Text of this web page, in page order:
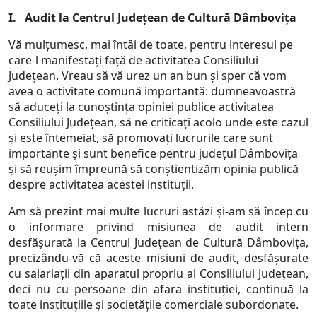
I. Audit la Centrul Județean de Cultură Dâmbovița
Vă mulțumesc, mai întâi de toate, pentru interesul pe
care-l manifestați față de activitatea Consiliului
Județean. Vreau să vă urez un an bun și sper că vom
avea o activitate comună importantă: dumneavoastră
să aduceți la cunoștința opiniei publice activitatea
Consiliului Județean, să ne criticați acolo unde este cazul
și este întemeiat, să promovați lucrurile care sunt
importante și sunt benefice pentru județul Dâmbovița
și să reușim împreună să conștientizăm opinia publică
despre activitatea acestei instituții.
Am să prezint mai multe lucruri astăzi și-am să încep cu
o informare privind misiunea de audit intern
desfășurată la Centrul Județean de Cultură Dâmbovița,
precizându-vă că aceste misiuni de audit, desfășurate
cu salariații din aparatul propriu al Consiliului Județean,
deci nu cu persoane din afara instituției, continuă la
toate instituțiile și societățile comerciale subordonate.